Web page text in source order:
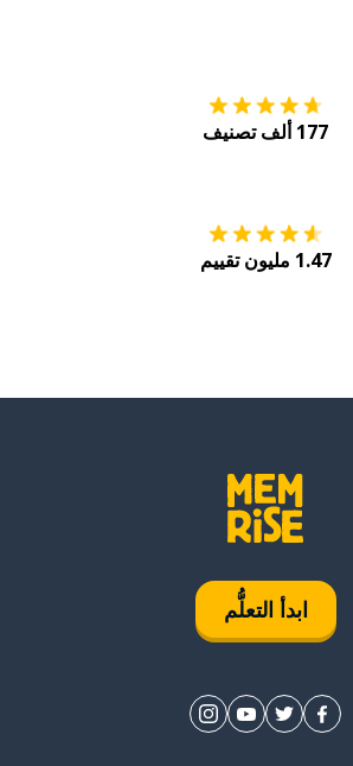
177 ألف تصنيف
1.47 مليون تقييم
ابدأ التعلُّم